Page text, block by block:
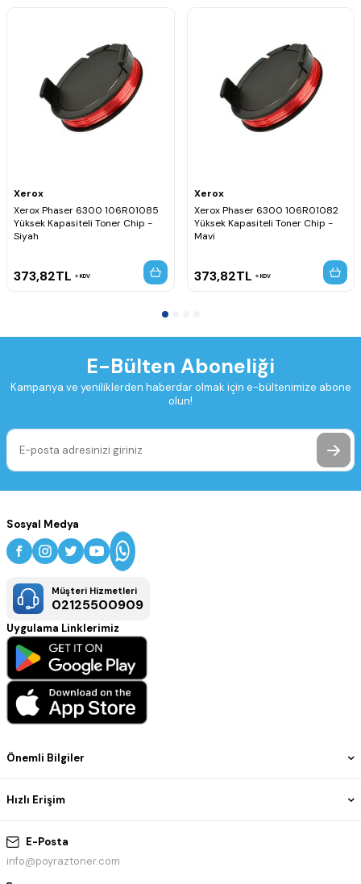
Xerox
Xerox Phaser 6300 106R01085
Yüksek Kapasiteli Toner Chip -
Siyah
373,82TL KDV
Xerox
Xerox Phaser 6300 106R01082
Yüksek Kapasiteli Toner Chip -
Mavi
373,82TL KDV
E-Bülten Aboneliği
Kampanya ve yeniliklerden haberdar olmak için e-bültenimize abone
olun!
E-Posta
info@poyraztoner.com
Önemli Bilgiler
Hızlı Erişim
Sosyal Medya
Müşteri Hizmetleri
02125500909
Uygulama Linklerimiz